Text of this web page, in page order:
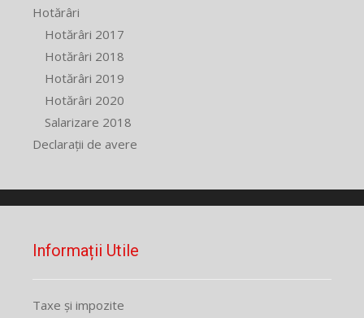
Hotărâri
Hotărâri 2017
Hotărâri 2018
Hotărâri 2019
Hotărâri 2020
Salarizare 2018
Declarații de avere
Informații Utile
Taxe și impozite